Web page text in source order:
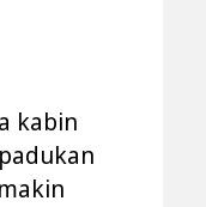
kabin